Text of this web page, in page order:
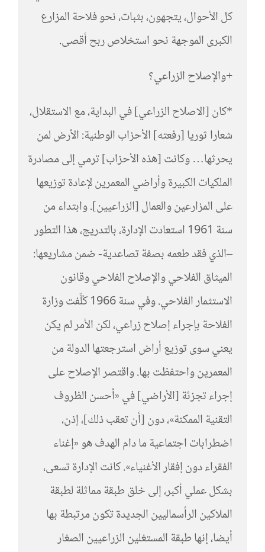
كل الأحوال، يتجهون، بثبات، نحو فلاحة المزارع
الكبرى الموجهة نحو استخلاص ربح أقصى.
+والإصلاح الزراعي؟
*كان [الاصلاح الزراعي] في البداية، مع الاستقلال،
شعارا ثوريا [رفعته] الأحزاب الوطنية: الأرض لمن
يحرثها… وكانت [هذه الأحزاب] ترمي إلى مصادرة
الملكيات الكبيرة وأراضي المعمرين لإعادة توزيعها
على المزارعين والعمال [الزراعيين]. وابتداء من
سنة 1961 استعادت الإدارة، بالتدريج، هذا التطور
–الذي فقد طعمه بصفة تصاعدية- ضمن مشاريعها:
الميثاق الفلاحي والإصلاح الفلاحي وقانون
الاستثمار الفلاحي. وفي سنة 1966 كُلِّفت وزارة
الفلاحة بإجراء إصلاح زراعي، لكن الأمر لم يكن
يعني سوى توزيع أراض استرجعتها الدولة من
المعمرين واحتفظت بها. واقتصر الإصلاح على
إجراء تجزئة [الأراضي] في «أحسن الظروف
التقنية الممكنة»، دون [أن تعقب ذلك]، إذن،
اضطرابات اجتماعية ما دام الهدف هو «إغناء
الفقراء دون إفقار الأغنياء». كانت الإدارة تسعى،
بشكل عملي أكبر، إلى خلق طبقة مماثلة لطبقة
الملاكين الرأسماليين الجديدة تكون مرتبطة بها
أيضا، إنها طبقة المستغلين الزراعيين الصغار